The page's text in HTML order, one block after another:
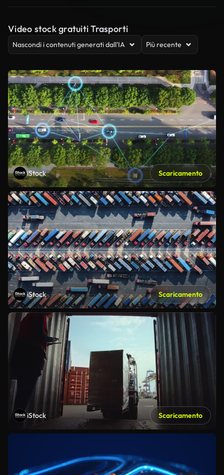
Video stock gratuiti Trasporti
Nascondi i contenuti generati dall’IA Più recente
iStock Scaricamento
iStock Scaricamento
iStock Scaricamento